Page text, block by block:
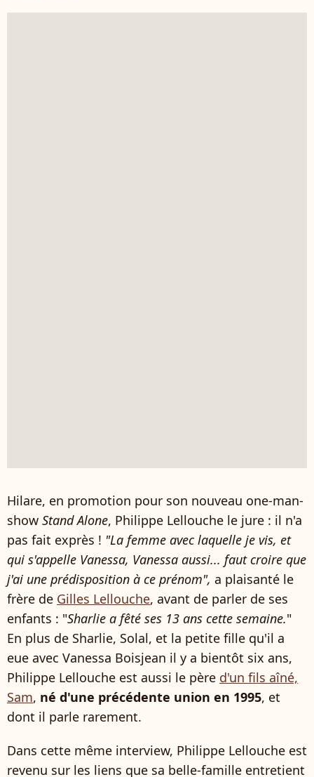
Hilare, en promotion pour son nouveau one-man-
show Stand Alone, Philippe Lellouche le jure : il n'a
pas fait exprès ! "La femme avec laquelle je vis, et
qui s'appelle Vanessa, Vanessa aussi... faut croire que
j'ai une prédisposition à ce prénom", a plaisanté le
frère de Gilles Lellouche, avant de parler de ses
enfants : "Sharlie a fêté ses 13 ans cette semaine."
En plus de Sharlie, Solal, et la petite fille qu'il a
eue avec Vanessa Boisjean il y a bientôt six ans,
Philippe Lellouche est aussi le père d'un fils aîné,
Sam, né d'une précédente union en 1995, et
dont il parle rarement.
Dans cette même interview, Philippe Lellouche est
revenu sur les liens que sa belle-famille entretient